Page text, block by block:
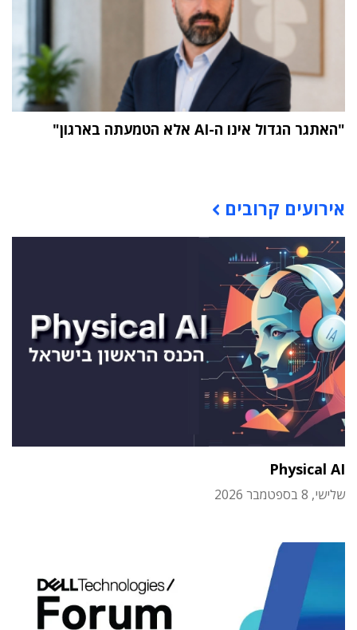
"האתגר הגדול אינו ה-AI אלא הטמעתה בארגון"
אירועים קרובים
Physical AI
שלישי, 8 בספטמבר 2026